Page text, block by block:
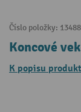
Číslo položky:
Koncové
K popisu